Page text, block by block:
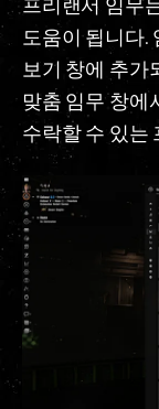
프리랜서 임무
도움이 됩니다.
보기 창에 추가
맞춤 임무 창에
수락할 수 있는